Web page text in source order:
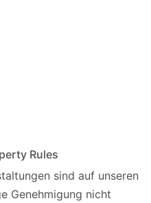
Rules
sind auf unseren
Genehmigung nicht